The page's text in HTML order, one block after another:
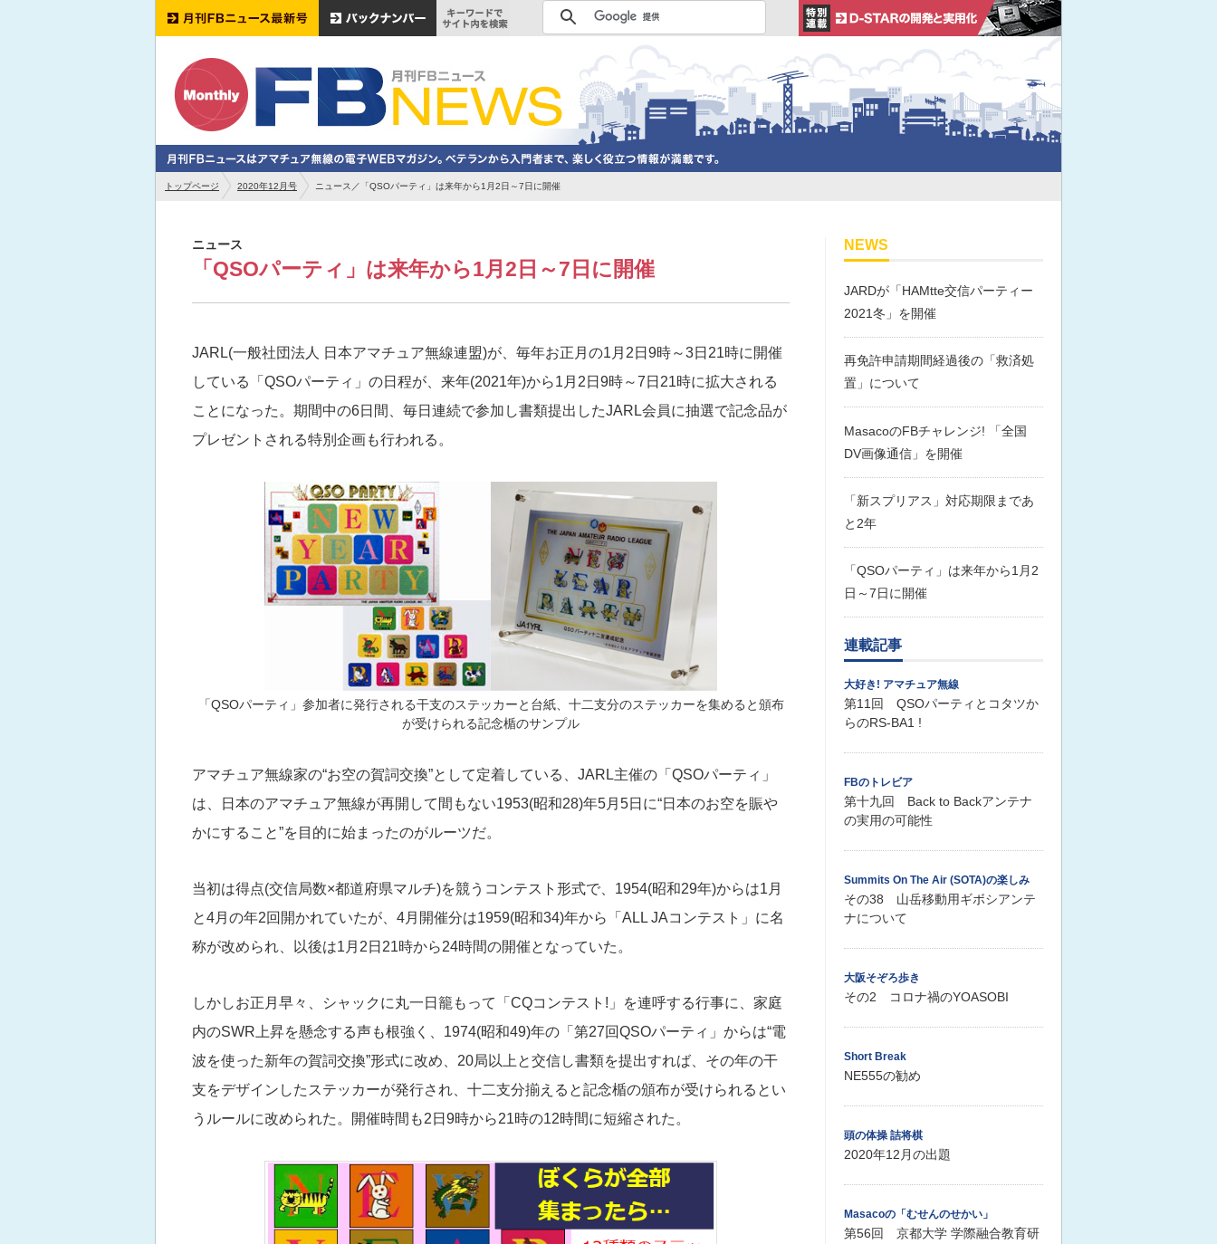
トップページ 2020年12月号 ニュース／「QSOパーティ」は来年から1月2日～7日に開催
ニュース
「QSOパーティ」は来年から1月2日～7日に開催
JARL(一般社団法人 日本アマチュア無線連盟)が、毎年お正月の1月2日9時～3日21時に開催
している「QSOパーティ」の日程が、来年(2021年)から1月2日9時～7日21時に拡大される
ことになった。期間中の6日間、毎日連続で参加し書類提出したJARL会員に抽選で記念品が
プレゼントされる特別企画も行われる。
「QSOパーティ」参加者に発行される干支のステッカーと台紙、十二支分のステッカーを集めると頒布
が受けられる記念楯のサンプル
アマチュア無線家の“お空の賀詞交換”として定着している、JARL主催の「QSOパーティ」
は、日本のアマチュア無線が再開して間もない1953(昭和28)年5月5日に“日本のお空を賑や
かにすること”を目的に始まったのがルーツだ。
当初は得点(交信局数×都道府県マルチ)を競うコンテスト形式で、1954(昭和29年)からは1月
と4月の年2回開かれていたが、4月開催分は1959(昭和34)年から「ALL JAコンテスト」に名
称が改められ、以後は1月2日21時から24時間の開催となっていた。
しかしお正月早々、シャックに丸一日籠もって「CQコンテスト!」を連呼する行事に、家庭
内のSWR上昇を懸念する声も根強く、1974(昭和49)年の「第27回QSOパーティ」からは“電
波を使った新年の賀詞交換”形式に改め、20局以上と交信し書類を提出すれば、その年の干
支をデザインしたステッカーが発行され、十二支分揃えると記念楯の頒布が受けられるとい
うルールに改められた。開催時間も2日9時から21時の12時間に短縮された。
NEWS
JARDが「HAMtte交信パーティー
2021冬」を開催
再免許申請期間経過後の「救済処
置」について
MasacoのFBチャレンジ! 「全国
DV画像通信」を開催
「新スプリアス」対応期限まであ
と2年
「QSOパーティ」は来年から1月2
日～7日に開催
連載記事
大好き! アマチュア無線
第11回 QSOパーティとコタツか
らのRS-BA1 !
FBのトレビア
第十九回 Back to Backアンテナ
の実用の可能性
Summits On The Air (SOTA)の楽しみ
その38 山岳移動用ギボシアンテ
ナについて
大阪そぞろ歩き
その2 コロナ禍のYOASOBI
Short Break
NE555の勧め
頭の体操 詰将棋
2020年12月の出題
Masacoの「むせんのせかい」
第56回 京都大学 学際融合教育研